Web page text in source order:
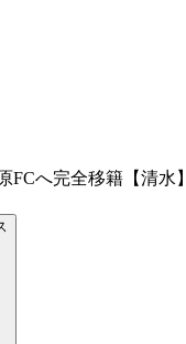
FCへ完全移籍【清水】